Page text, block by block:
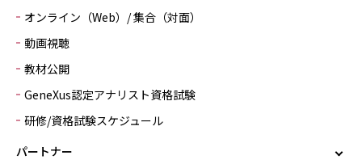
オンライン（Web）/ 集合（対面）
動画視聴
教材公開
GeneXus認定アナリスト資格試験
研修/資格試験スケジュール
パートナー